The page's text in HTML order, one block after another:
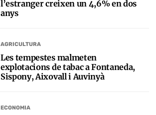
l’estranger creixen un 4,6% en dos
anys
AGRICULTURA
Les tempestes malmeten
explotacions de tabac a Fontaneda,
Sispony, Aixovall i Auvinyà
ECONOMIA